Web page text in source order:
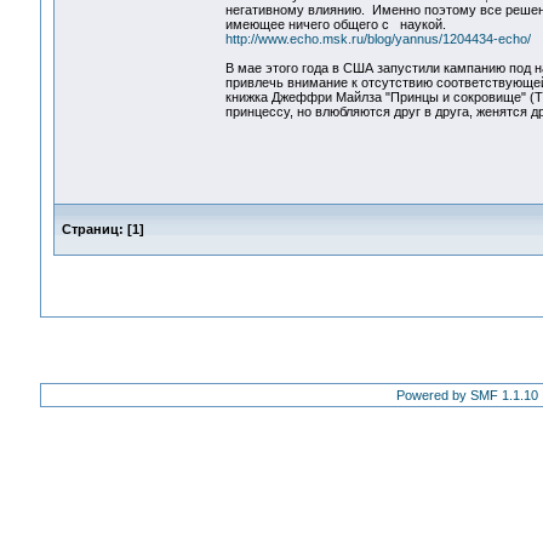
негативному влиянию. Именно поэтому все
имеющее ничего общего с наукой.
http://www.echo.msk.ru/blog/yannus/1204434-echo/
В мае этого года в США запустили кампанию под
привлечь внимание к отсутствию
книжка Джеффри Майлза "Принцы и сокровище"
принцессу, но влюбляются друг в друга, женятся
Страниц: [1]
Powered by SMF 1.1.10